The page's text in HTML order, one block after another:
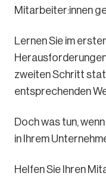
Mitarbeiter:innen
Lernen Sie im
zweiten Schritt
entsprechenden
Doch was tun,
in Ihrem
Helfen Sie Ihren